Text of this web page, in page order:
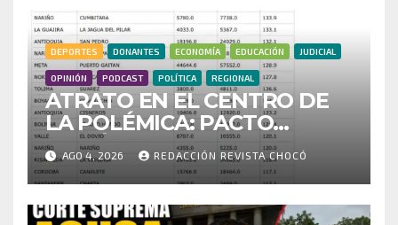
DEPORTES DONANTES ECONOMÍA EDUCACIÓN JUDICIAL
OPINIÓN PODCAST POLÍTICA REGIONAL
ATRATO EN EL CENTRO DE
LA POLÉMICA: PACTO
HISTÓRICO CUESTIONA
CENSO ELECTORAL Y PIDE
INVESTIGAR PRESUNTO
FRAUDE
AGO 4, 2026 REDACCIÓN REVISTA CHOCÓ